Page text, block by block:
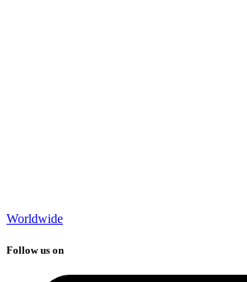
Worldwide
Follow us on